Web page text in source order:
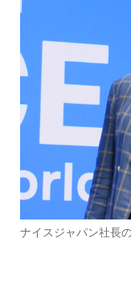
ナイスジャパン社長